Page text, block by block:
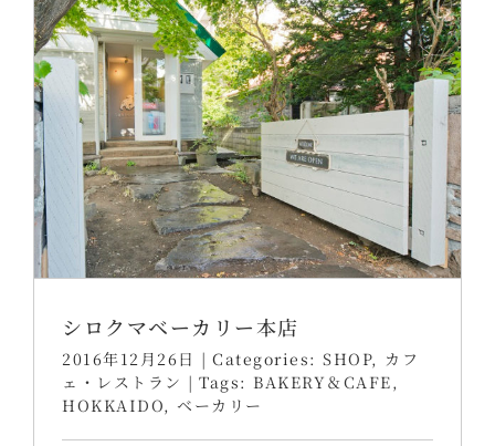
シロクマベーカリー本店
2016年12月26日 | Categories: SHOP, カフ
ェ・レストラン | Tags: BAKERY＆CAFE ,
HOKKAIDO, ベーカリー